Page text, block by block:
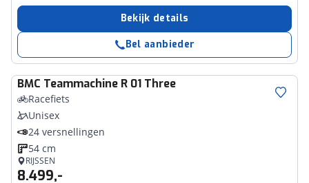
Bekijk details
Bel aanbieder
BMC Teammachine R 01 Three
Racefiets
Unisex
24 versnellingen
54 cm
RIJSSEN
8.499,-